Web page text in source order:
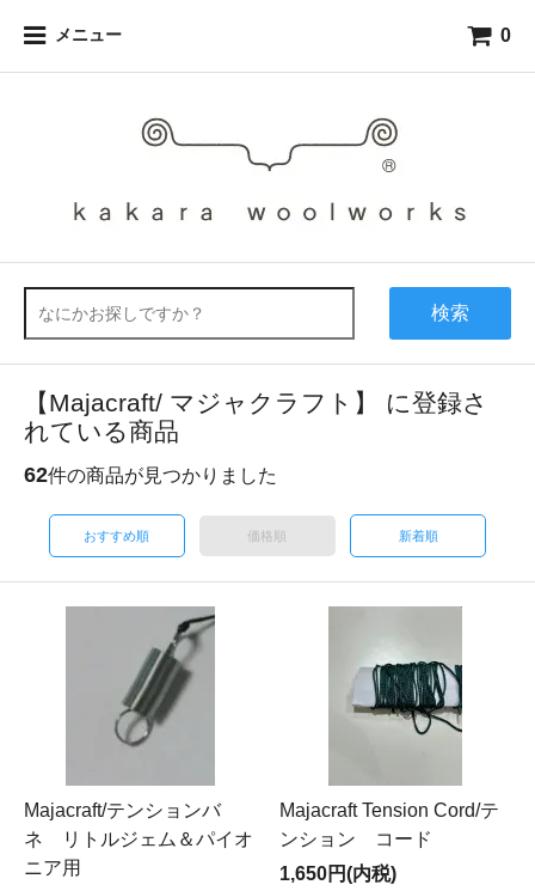
メニュー 0
検索
【Majacraft/ マジャクラフト】 に登録さ
れている商品
62件の商品が見つかりました
おすすめ順 価格順 新着順
Majacraft/テンションバ
ネ リトルジェム＆パイオ
ニア用
Majacraft Tension Cord/テ
ンション コード
1,650円(内税)